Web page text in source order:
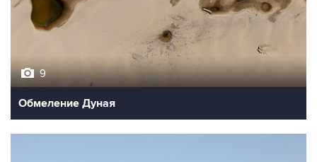
9
Обмеление Дуная